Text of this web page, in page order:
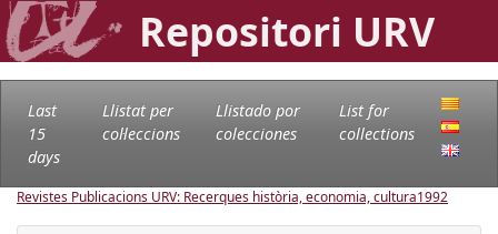
Repositori URV
Last
15
days
Llistat per
col·leccions
Llistado por
colecciones
List for
collections
Revistes Publicacions URV: Recerques història, economia, cultura1992